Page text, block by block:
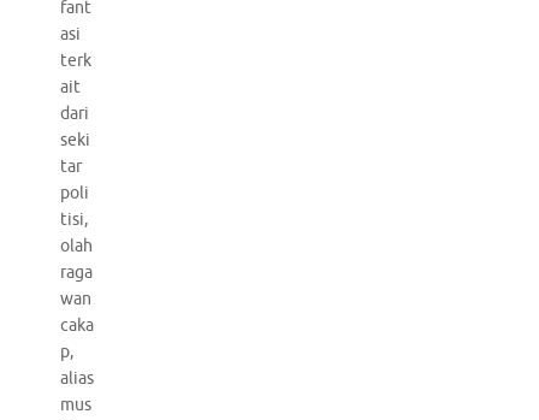
fant
asi
terk
ait
dari
seki
tar
poli
tisi,
olah
raga
wan
caka
p,
alias
mus